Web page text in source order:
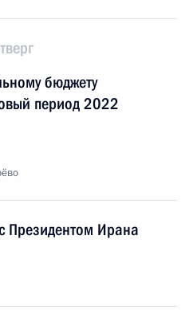
бюджету
период 2022
Президентом Ирана